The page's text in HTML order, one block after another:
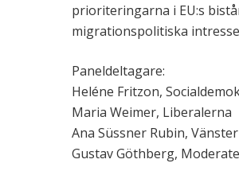
prioriteringarna i EU:s
migrationspolitiska
Paneldeltagare:
Heléne Fritzon,
Maria Weimer, Liberalerna
Ana Süssner Rubin,
Gustav Göthberg,